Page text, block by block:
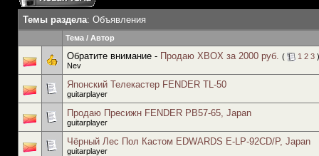
Темы раздела: Объявления
Тема / Автор
Обратите внимание - Продаю XBOX за 2000 руб. ( 1 2 3 )
Nev
Японский Телекастер FENDER TL-50
guitarplayer
Продаю Пресижн FENDER PB57-65, Japan
guitarplayer
Чёрный Лес Пол Кастом EDWARDS E-LP-92CD/P, Japan
guitarplayer